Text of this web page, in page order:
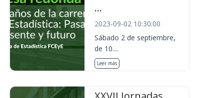
...
2023-09-02 10:30:00
Sábado 2 de septiembre,
de 10....
Leer más